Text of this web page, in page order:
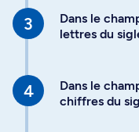
Dans le
lettres du
Dans le
chiffres du